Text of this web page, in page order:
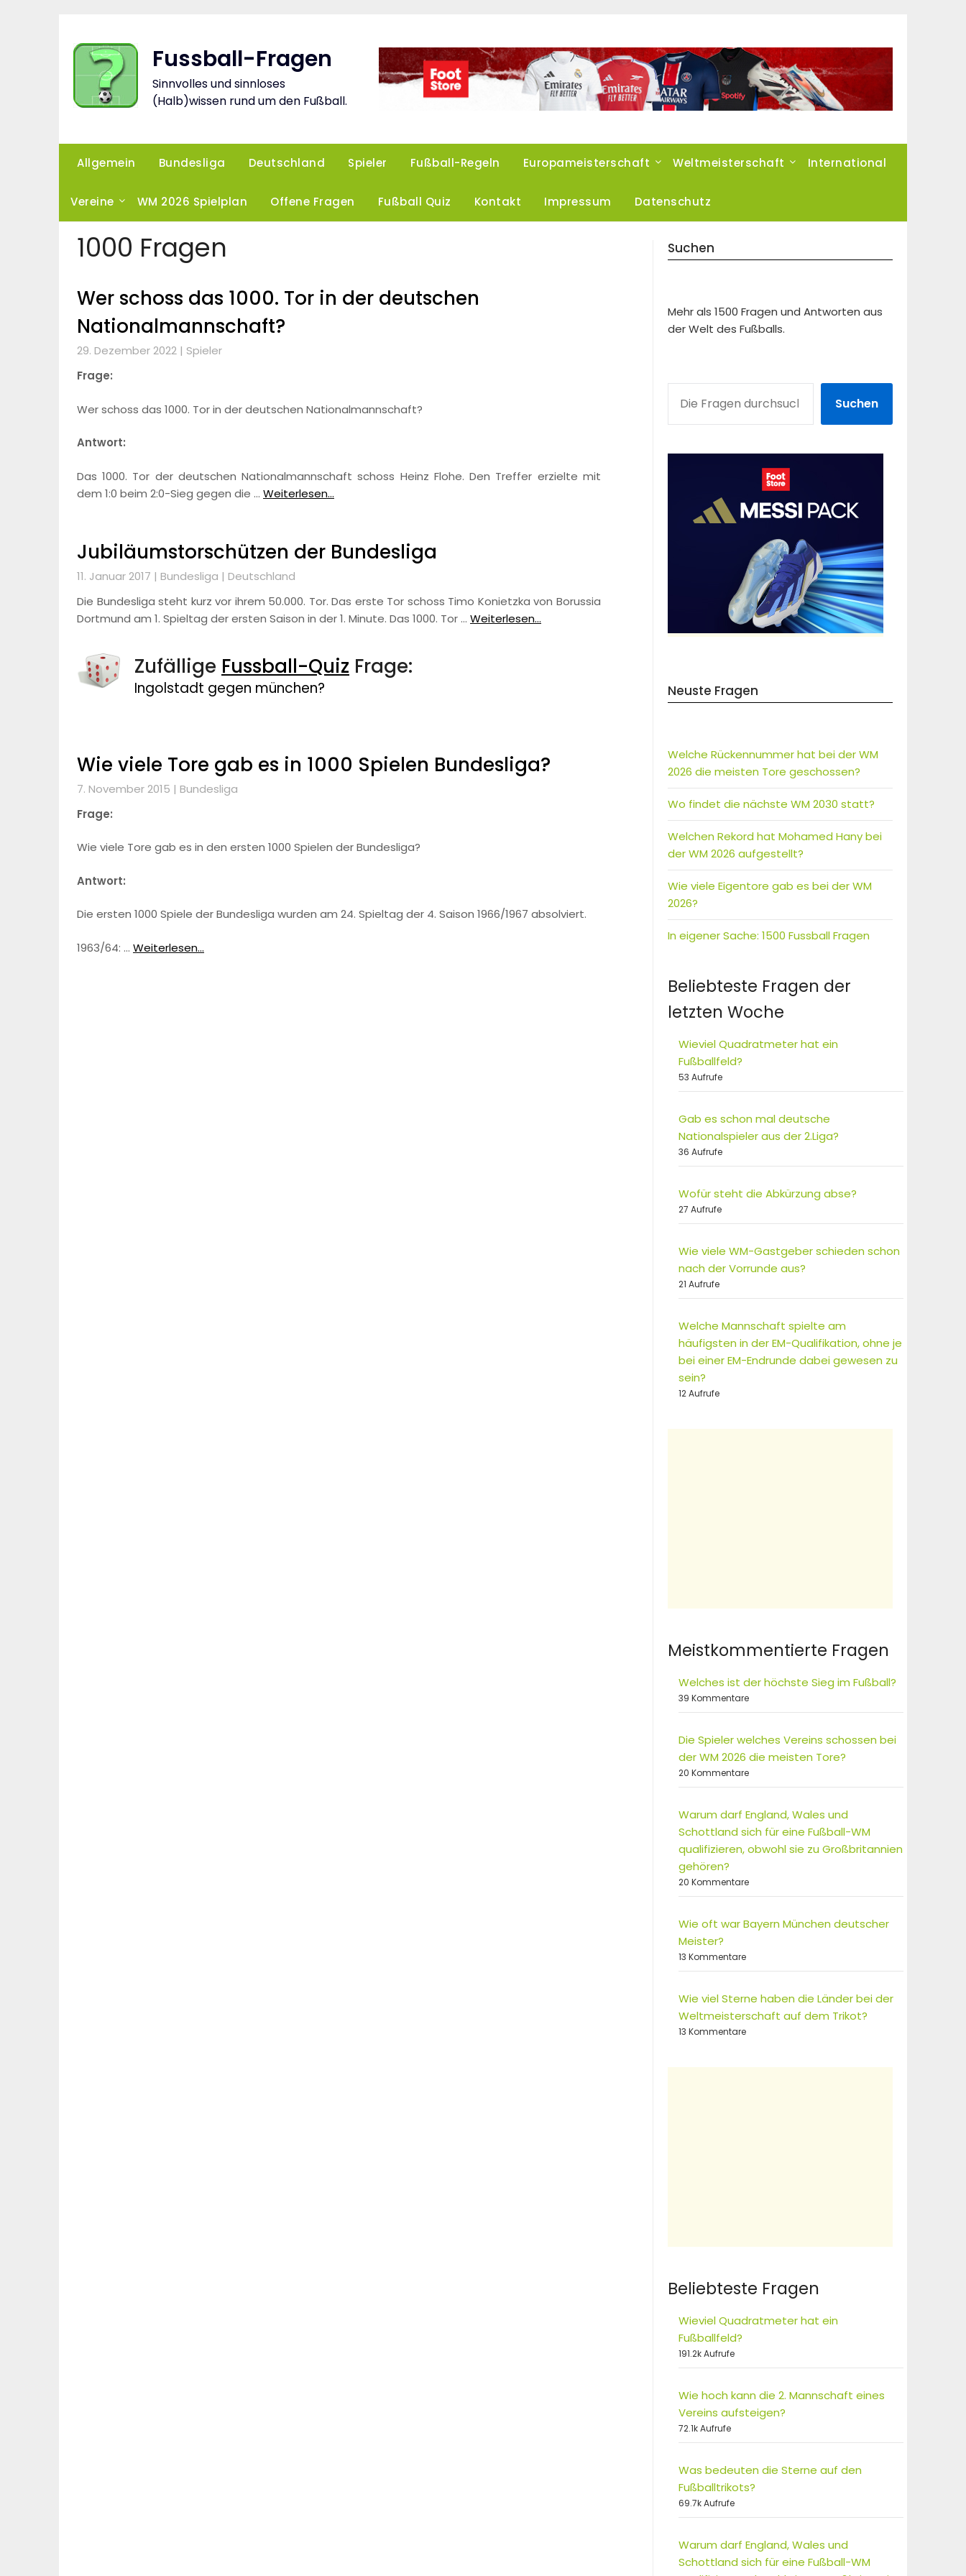
Fussball-Fragen
Sinnvolles und sinnloses
(Halb)wissen rund um den Fußball.
Allgemein Bundesliga Deutschland Spieler Fußball-Regeln Europameisterschaft Weltmeisterschaft International
Vereine WM 2026 Spielplan Offene Fragen Fußball Quiz Kontakt Impressum Datenschutz
1000 Fragen
Wer schoss das 1000. Tor in der deutschen
Nationalmannschaft?
29. Dezember 2022 | Spieler
Frage:
Wer schoss das 1000. Tor in der deutschen Nationalmannschaft?
Antwort:
Das 1000. Tor der deutschen Nationalmannschaft schoss Heinz Flohe. Den Treffer erzielte mit
dem 1:0 beim 2:0-Sieg gegen die … Weiterlesen...
Jubiläumstorschützen der Bundesliga
11. Januar 2017 | Bundesliga | Deutschland
Die Bundesliga steht kurz vor ihrem 50.000. Tor. Das erste Tor schoss Timo Konietzka von Borussia
Dortmund am 1. Spieltag der ersten Saison in der 1. Minute. Das 1000. Tor … Weiterlesen...
Zufällige Fussball-Quiz Frage:
Ingolstadt gegen münchen?
Wie viele Tore gab es in 1000 Spielen Bundesliga?
7. November 2015 | Bundesliga
Frage:
Wie viele Tore gab es in den ersten 1000 Spielen der Bundesliga?
Antwort:
Die ersten 1000 Spiele der Bundesliga wurden am 24. Spieltag der 4. Saison 1966/1967 absolviert.
1963/64: … Weiterlesen...
Suchen
Mehr als 1500 Fragen und Antworten aus
der Welt des Fußballs.
Suchen
Neuste Fragen
Welche Rückennummer hat bei der WM
2026 die meisten Tore geschossen?
Wo findet die nächste WM 2030 statt?
Welchen Rekord hat Mohamed Hany bei
der WM 2026 aufgestellt?
Wie viele Eigentore gab es bei der WM
2026?
In eigener Sache: 1500 Fussball Fragen
Beliebteste Fragen der
letzten Woche
Wieviel Quadratmeter hat ein
Fußballfeld?
53 Aufrufe
Gab es schon mal deutsche
Nationalspieler aus der 2.Liga?
36 Aufrufe
Wofür steht die Abkürzung abse?
27 Aufrufe
Wie viele WM-Gastgeber schieden schon
nach der Vorrunde aus?
21 Aufrufe
Welche Mannschaft spielte am
häufigsten in der EM-Qualifikation, ohne je
bei einer EM-Endrunde dabei gewesen zu
sein?
12 Aufrufe
Meistkommentierte Fragen
Welches ist der höchste Sieg im Fußball?
39 Kommentare
Die Spieler welches Vereins schossen bei
der WM 2026 die meisten Tore?
20 Kommentare
Warum darf England, Wales und
Schottland sich für eine Fußball-WM
qualifizieren, obwohl sie zu Großbritannien
gehören?
20 Kommentare
Wie oft war Bayern München deutscher
Meister?
13 Kommentare
Wie viel Sterne haben die Länder bei der
Weltmeisterschaft auf dem Trikot?
13 Kommentare
Beliebteste Fragen
Wieviel Quadratmeter hat ein
Fußballfeld?
191.2k Aufrufe
Wie hoch kann die 2. Mannschaft eines
Vereins aufsteigen?
72.1k Aufrufe
Was bedeuten die Sterne auf den
Fußballtrikots?
69.7k Aufrufe
Warum darf England, Wales und
Schottland sich für eine Fußball-WM